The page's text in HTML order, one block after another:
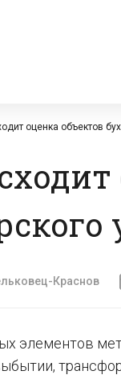
оценка объектов
Краснов
элементов